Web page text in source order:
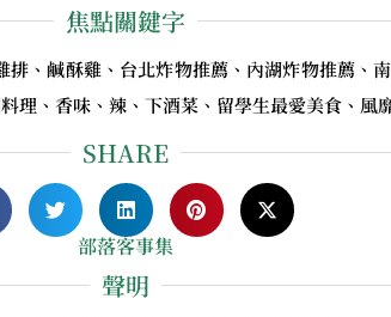
焦點關鍵字
、鹹酥雞、台北炸物推薦、內湖炸物推薦、
理、香味、辣、下酒菜、留學生最愛美食、風
SHARE
部落客事集
聲明